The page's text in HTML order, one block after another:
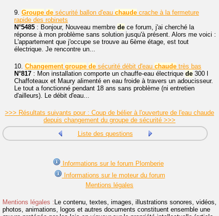
9. Groupe de sécurité ballon d'eau chaude crache à la fermeture
rapide des robinets
N°5485 : Bonjour, Nouveau membre de ce forum, j'ai cherché la
réponse à mon problème sans solution jusqu'à présent. Alors me voici :
L'appartement que j'occupe se trouve au 6ème étage, est tout
électrique. Je rencontre un...
10. Changement groupe de sécurité débit d'eau chaude très bas
N°817 : Mon installation comporte un chauffe-eau électrique de 300 l
Chaffoteaux et Maury alimenté en eau froide à travers un adoucisseur.
Le tout a fonctionné pendant 18 ans sans problème (ni entretien
d'ailleurs). Le débit d'eau...
>>> Résultats suivants pour : Coup de bélier à l'ouverture de l'eau chaude
depuis changement du groupe de sécurité >>>
Liste des questions
Informations sur le forum Plomberie
Informations sur le moteur du forum
Mentions légales
Mentions légales : Le contenu, textes, images, illustrations sonores, vidéos,
photos, animations, logos et autres documents constituent ensemble une